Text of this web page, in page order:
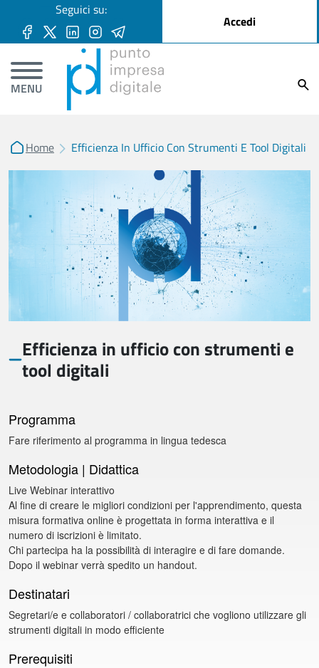
Seguici su: User account menu
Accedi
MENU
Home Efficienza In Ufficio Con Strumenti E Tool Digitali
Efficienza in ufficio con strumenti e
tool digitali
Programma
Fare riferimento al programma in lingua tedesca
Metodologia | Didattica
Live Webinar interattivo
Al fine di creare le migliori condizioni per l'apprendimento, questa
misura formativa online è progettata in forma interattiva e il
numero di iscrizioni è limitato.
Chi partecipa ha la possibilità di interagire e di fare domande.
Dopo il webinar verrà spedito un handout.
Destinatari
Segretari/e e collaboratori / collaboratrici che vogliono utilizzare gli
strumenti digitali in modo efficiente
Prerequisiti